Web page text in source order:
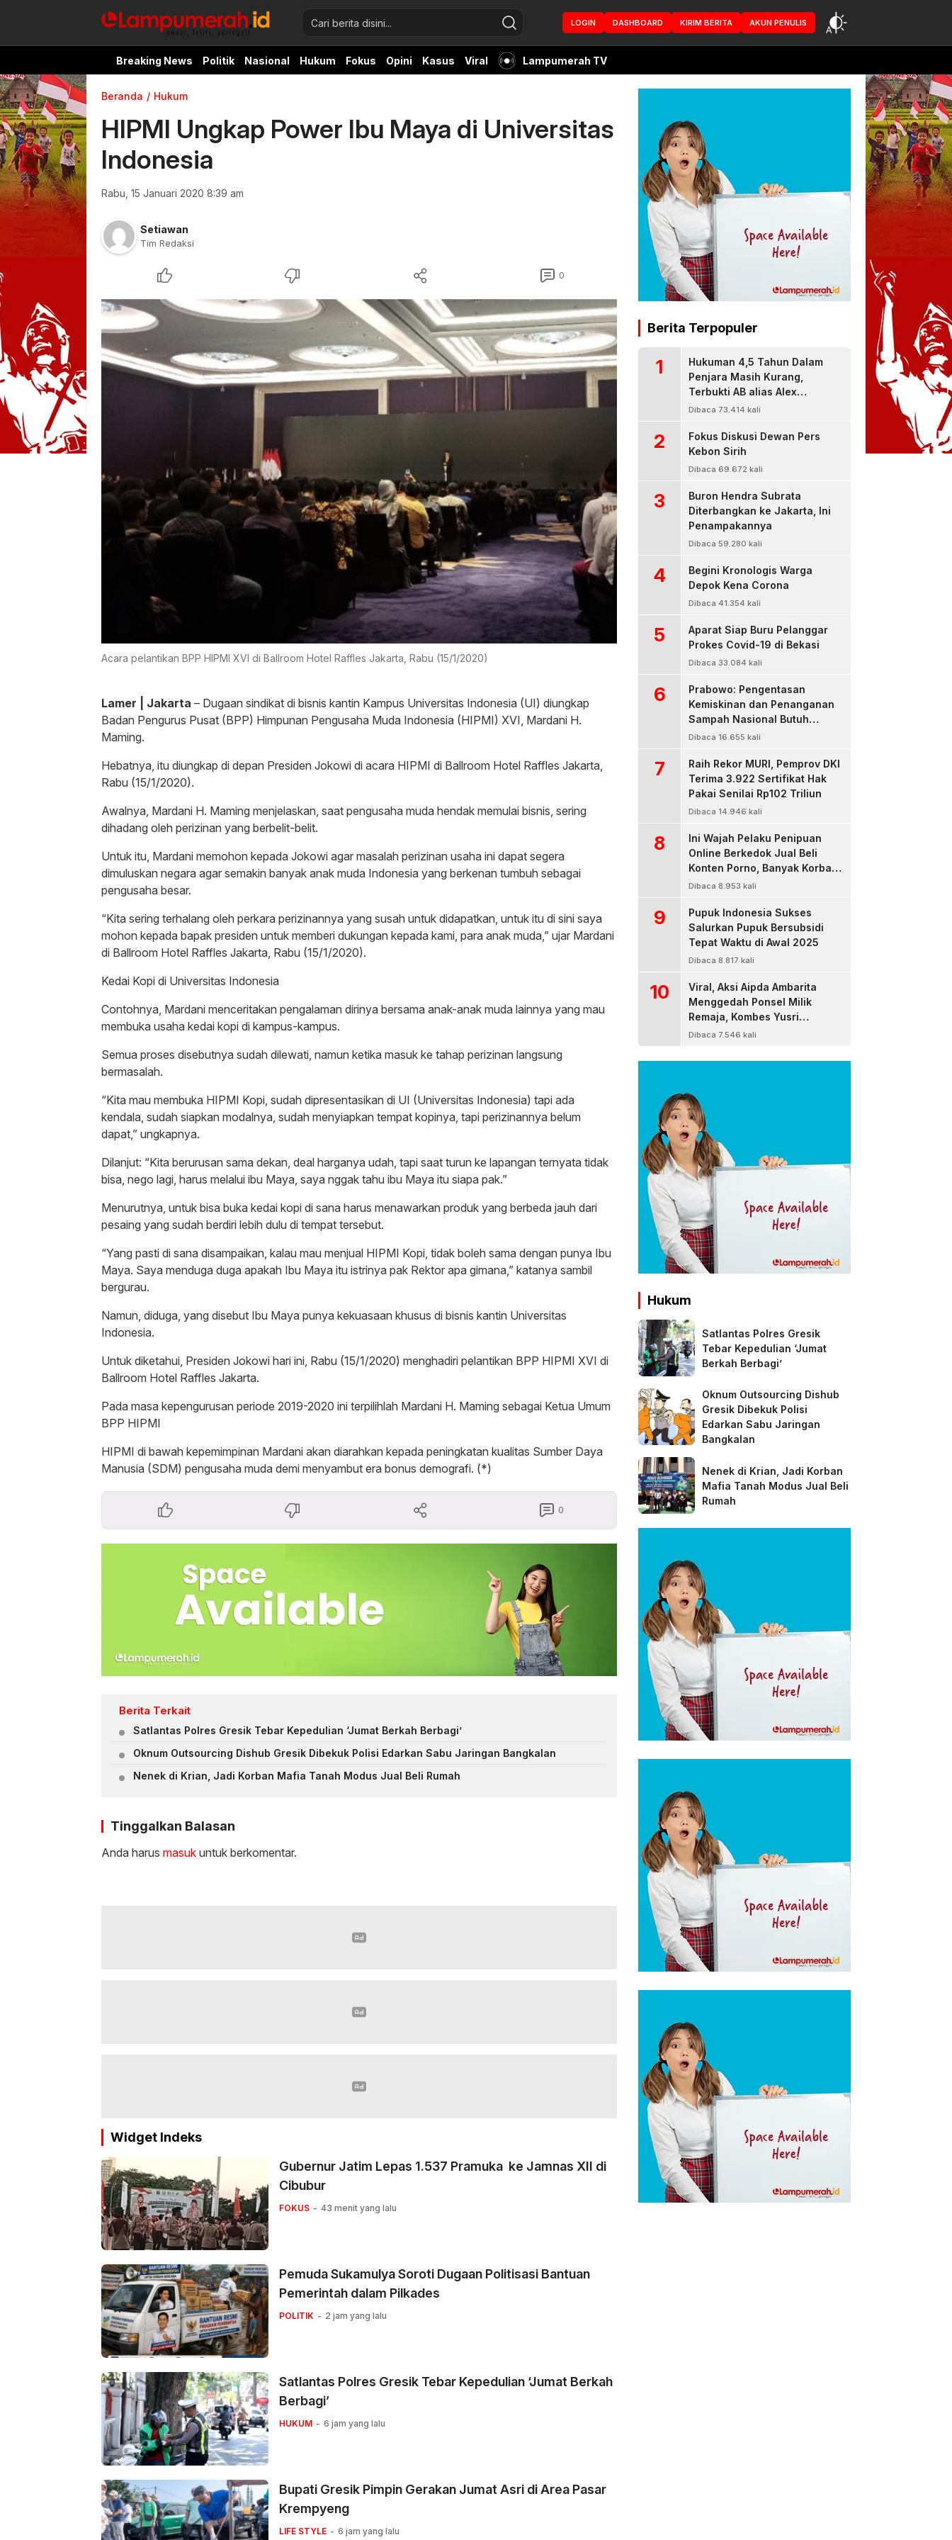
LOGIN DASHBOARD KIRIM BERITA AKUN PENULIS
Breaking News Politik Nasional Hukum Fokus Opini Kasus Viral Lampumerah TV
Beranda Hukum
HIPMI Ungkap Power Ibu Maya di Universitas
Indonesia
Rabu, 15 Januari 2020 8:39 am
Setiawan
Tim Redaksi
0
Acara pelantikan BPP HIPMI XVI di Ballroom Hotel Raffles Jakarta, Rabu (15/1/2020)
Lamer | Jakarta – Dugaan sindikat di bisnis kantin Kampus Universitas Indonesia (UI) diungkap
Badan Pengurus Pusat (BPP) Himpunan Pengusaha Muda Indonesia (HIPMI) XVI, Mardani H.
Maming.
Hebatnya, itu diungkap di depan Presiden Jokowi di acara HIPMI di Ballroom Hotel Raffles Jakarta,
Rabu (15/1/2020).
Awalnya, Mardani H. Maming menjelaskan, saat pengusaha muda hendak memulai bisnis, sering
dihadang oleh perizinan yang berbelit-belit.
Untuk itu, Mardani memohon kepada Jokowi agar masalah perizinan usaha ini dapat segera
dimuluskan negara agar semakin banyak anak muda Indonesia yang berkenan tumbuh sebagai
pengusaha besar.
“Kita sering terhalang oleh perkara perizinannya yang susah untuk didapatkan, untuk itu di sini saya
mohon kepada bapak presiden untuk memberi dukungan kepada kami, para anak muda,” ujar Mardani
di Ballroom Hotel Raffles Jakarta, Rabu (15/1/2020).
Kedai Kopi di Universitas Indonesia
Contohnya, Mardani menceritakan pengalaman dirinya bersama anak-anak muda lainnya yang mau
membuka usaha kedai kopi di kampus-kampus.
Semua proses disebutnya sudah dilewati, namun ketika masuk ke tahap perizinan langsung
bermasalah.
“Kita mau membuka HIPMI Kopi, sudah dipresentasikan di UI (Universitas Indonesia) tapi ada
kendala, sudah siapkan modalnya, sudah menyiapkan tempat kopinya, tapi perizinannya belum
dapat,” ungkapnya.
Dilanjut: “Kita berurusan sama dekan, deal harganya udah, tapi saat turun ke lapangan ternyata tidak
bisa, nego lagi, harus melalui ibu Maya, saya nggak tahu ibu Maya itu siapa pak.”
Menurutnya, untuk bisa buka kedai kopi di sana harus menawarkan produk yang berbeda jauh dari
pesaing yang sudah berdiri lebih dulu di tempat tersebut.
“Yang pasti di sana disampaikan, kalau mau menjual HIPMI Kopi, tidak boleh sama dengan punya Ibu
Maya. Saya menduga duga apakah Ibu Maya itu istrinya pak Rektor apa gimana,” katanya sambil
bergurau.
Namun, diduga, yang disebut Ibu Maya punya kekuasaan khusus di bisnis kantin Universitas
Indonesia.
Untuk diketahui, Presiden Jokowi hari ini, Rabu (15/1/2020) menghadiri pelantikan BPP HIPMI XVI di
Ballroom Hotel Raffles Jakarta.
Pada masa kepengurusan periode 2019-2020 ini terpilihlah Mardani H. Maming sebagai Ketua Umum
BPP HIPMI
HIPMI di bawah kepemimpinan Mardani akan diarahkan kepada peningkatan kualitas Sumber Daya
Manusia (SDM) pengusaha muda demi menyambut era bonus demografi. (*)
0
Berita Terkait
Satlantas Polres Gresik Tebar Kepedulian ‘Jumat Berkah Berbagi’
Oknum Outsourcing Dishub Gresik Dibekuk Polisi Edarkan Sabu Jaringan Bangkalan
Nenek di Krian, Jadi Korban Mafia Tanah Modus Jual Beli Rumah
Tinggalkan Balasan
Anda harus masuk untuk berkomentar.
Widget Indeks
Gubernur Jatim Lepas 1.537 Pramuka ke Jamnas XII di
Cibubur
FOKUS 43 menit yang lalu
Pemuda Sukamulya Soroti Dugaan Politisasi Bantuan
Pemerintah dalam Pilkades
POLITIK 2 jam yang lalu
Satlantas Polres Gresik Tebar Kepedulian ‘Jumat Berkah
Berbagi’
HUKUM 6 jam yang lalu
Bupati Gresik Pimpin Gerakan Jumat Asri di Area Pasar
Krempyeng
LIFE STYLE 6 jam yang lalu
Berita Terpopuler
1
Hukuman 4,5 Tahun Dalam
Penjara Masih Kurang,
Terbukti AB alias Alex
Residivis Narkoba Kembali
Dibaca 73.414 kali
2
Fokus Diskusi Dewan Pers
Kebon Sirih
Dibaca 69.672 kali
3
Buron Hendra Subrata
Diterbangkan ke Jakarta, Ini
Penampakannya
Dibaca 59.280 kali
4
Begini Kronologis Warga
Depok Kena Corona
Dibaca 41.354 kali
5
Aparat Siap Buru Pelanggar
Prokes Covid-19 di Bekasi
Dibaca 33.084 kali
6
Prabowo: Pengentasan
Kemiskinan dan Penanganan
Sampah Nasional Butuh
Persatuan dan Kepemimpinan
Dibaca 16.655 kali
7
Raih Rekor MURI, Pemprov DKI
Terima 3.922 Sertifikat Hak
Pakai Senilai Rp102 Triliun
Dibaca 14.946 kali
8
Ini Wajah Pelaku Penipuan
Online Berkedok Jual Beli
Konten Porno, Banyak Korban
Rugi Jutaan Rupiah
Dibaca 8.953 kali
9
Pupuk Indonesia Sukses
Salurkan Pupuk Bersubsidi
Tepat Waktu di Awal 2025
Dibaca 8.817 kali
10
Viral, Aksi Aipda Ambarita
Menggedah Ponsel Milik
Remaja, Kombes Yusri
Bereaksi
Dibaca 7.546 kali
Hukum
Satlantas Polres Gresik
Tebar Kepedulian ‘Jumat
Berkah Berbagi’
Oknum Outsourcing Dishub
Gresik Dibekuk Polisi
Edarkan Sabu Jaringan
Bangkalan
Nenek di Krian, Jadi Korban
Mafia Tanah Modus Jual Beli
Rumah